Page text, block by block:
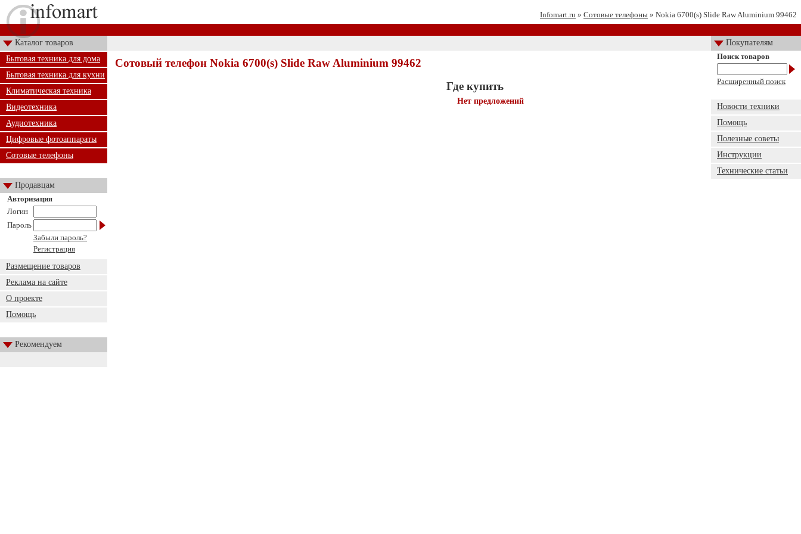
Infomart.ru » Сотовые телефоны » Nokia 6700(s) Slide Raw Aluminium 99462
Каталог товаров
Покупателям
Бытовая техника для дома
Бытовая техника для кухни
Климатическая техника
Видеотехника
Аудиотехника
Цифровые фотоаппараты
Сотовые телефоны
Продавцам
Авторизация
Логин
Пароль
Забыли пароль?
Регистрация
Размещение товаров
Реклама на сайте
О проекте
Помощь
Рекомендуем
Сотовый телефон Nokia 6700(s) Slide Raw Aluminium 99462
Где купить
Нет предложений
Поиск товаров
Расширенный поиск
Новости техники
Помощь
Полезные советы
Инструкции
Технические статьи